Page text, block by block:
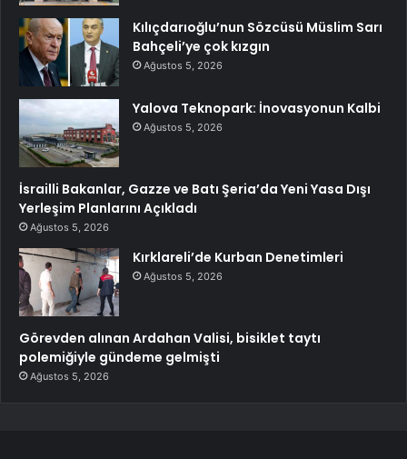
Kılıçdarıoğlu’nun Sözcüsü Müslim Sarı
Bahçeli’ye çok kızgın
Ağustos 5, 2026
Yalova Teknopark: İnovasyonun Kalbi
Ağustos 5, 2026
İsrailli Bakanlar, Gazze ve Batı Şeria’da Yeni Yasa Dışı
Yerleşim Planlarını Açıkladı
Ağustos 5, 2026
Kırklareli’de Kurban Denetimleri
Ağustos 5, 2026
Görevden alınan Ardahan Valisi, bisiklet taytı
polemiğiyle gündeme gelmişti
Ağustos 5, 2026